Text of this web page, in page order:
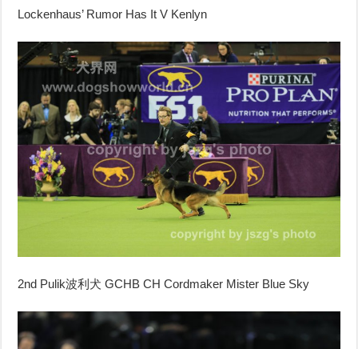
Lockenhaus’ Rumor Has It V Kenlyn
2nd Pulik波利犬 GCHB CH Cordmaker Mister Blue Sky